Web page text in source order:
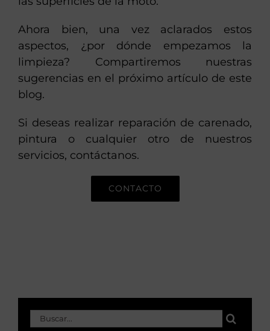
Ahora bien, una vez aclarados estos
aspectos, ¿por dónde empezamos la
limpieza? Compartiremos nuestras
sugerencias en el próximo artículo de este
blog.
Si deseas realizar reparación de carenado,
pintura o cualquier otro de nuestros
servicios, contáctanos.
CONTACTO
Buscar: